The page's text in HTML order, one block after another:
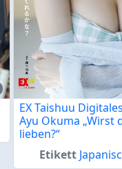
EX Taishuu
Ayu Okuma „Wirst
lieben?“
Etikett